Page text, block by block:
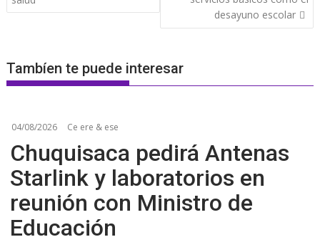
desayuno escolar
Tambíen te puede interesar
04/08/2026 Ce ere & ese
Chuquisaca pedirá Antenas
Starlink y laboratorios en
reunión con Ministro de
Educación